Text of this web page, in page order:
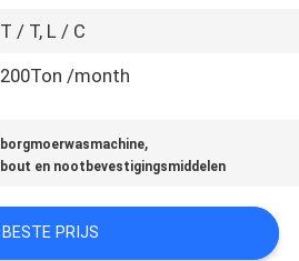
T / T, L / C
200Ton /month
borgmoerwasmachine,
bout en nootbevestigingsmiddelen
BESTE PRIJS